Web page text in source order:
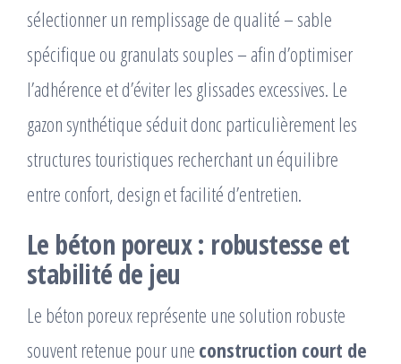
sélectionner un remplissage de qualité – sable
spécifique ou granulats souples – afin d’optimiser
l’adhérence et d’éviter les glissades excessives. Le
gazon synthétique séduit donc particulièrement les
structures touristiques recherchant un équilibre
entre confort, design et facilité d’entretien.
Le béton poreux : robustesse et
stabilité de jeu
Le béton poreux représente une solution robuste
souvent retenue pour une construction court de